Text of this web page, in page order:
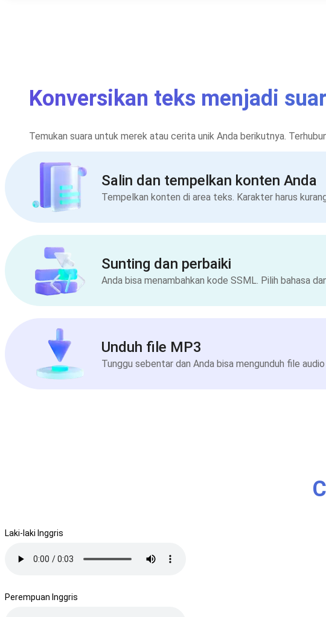
Konversikan teks menjadi
Temukan suara untuk merek atau cerita unik Anda berikutnya.
Salin dan tempelkan konten Anda
Tempelkan konten di area teks. Karakter harus
Sunting dan perbaiki
Anda bisa menambahkan kode SSML. Pilih bahasa
Unduh file MP3
Tunggu sebentar dan Anda bisa mengunduh file
Laki-laki Inggris
Perempuan Inggris